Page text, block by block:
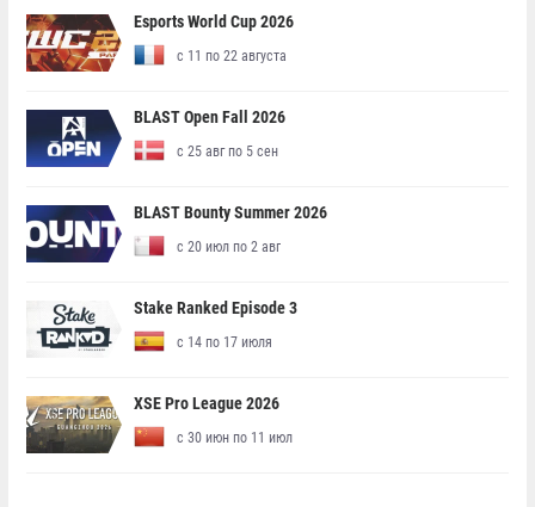
Esports World Cup 2026
с 11 по 22 августа
BLAST Open Fall 2026
с 25 авг по 5 сен
BLAST Bounty Summer 2026
с 20 июл по 2 авг
Stake Ranked Episode 3
с 14 по 17 июля
XSE Pro League 2026
с 30 июн по 11 июл